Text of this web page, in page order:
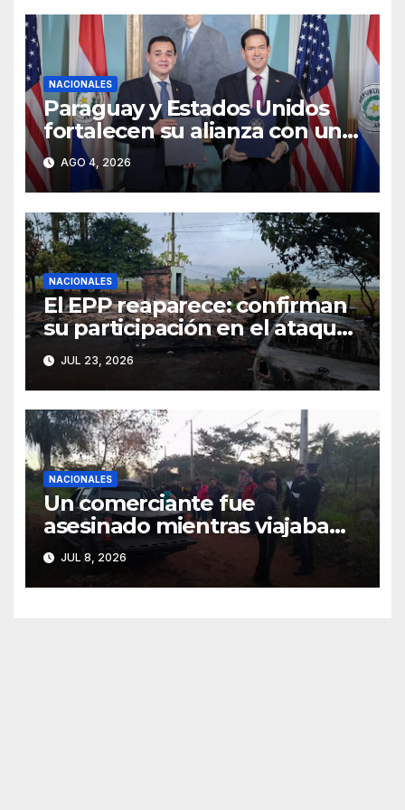
NACIONALES
Paraguay y Estados Unidos
fortalecen su alianza con un
acuerdo de cooperación
estratégica en materia
nuclear civil
AGO 4, 2026
NACIONALES
El EPP reaparece: confirman
su participación en el ataque
de Canindeyú
JUL 23, 2026
NACIONALES
Un comerciante fue
asesinado mientras viajaba
junto a su hija de 4 años
JUL 8, 2026